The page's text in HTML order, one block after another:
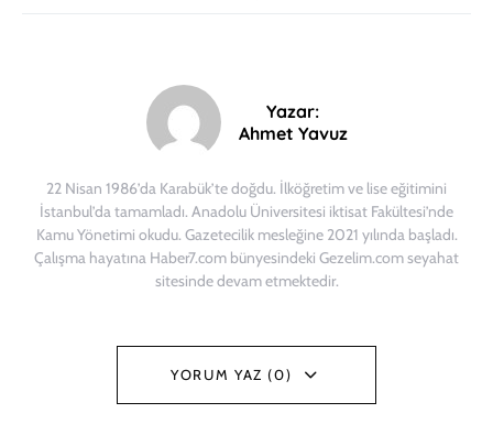
Yazar:
Ahmet Yavuz
22 Nisan 1986’da Karabük’te doğdu. İlköğretim ve lise eğitimini
İstanbul’da tamamladı. Anadolu Üniversitesi iktisat Fakültesi’nde
Kamu Yönetimi okudu. Gazetecilik mesleğine 2021 yılında başladı.
Çalışma hayatına Haber7.com bünyesindeki Gezelim.com seyahat
sitesinde devam etmektedir.
YORUM YAZ (0)